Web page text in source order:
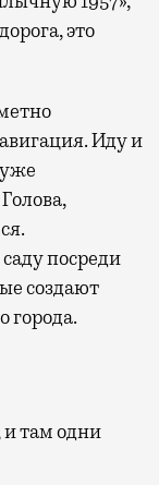
это
Иду и
посреди
создают
города.
там одни